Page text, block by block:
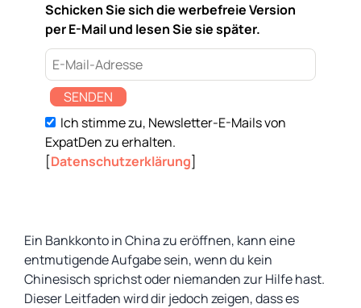
Schicken Sie sich die werbefreie Version
per E-Mail und lesen Sie sie später.
SENDEN
Ich stimme zu, Newsletter-E-Mails von
ExpatDen zu erhalten.
[Datenschutzerklärung]
Ein Bankkonto in China zu eröffnen, kann eine
entmutigende Aufgabe sein, wenn du kein
Chinesisch sprichst oder niemanden zur Hilfe hast.
Dieser Leitfaden wird dir jedoch zeigen, dass es